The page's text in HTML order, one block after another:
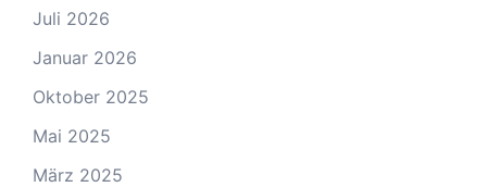
Juli 2026
Januar 2026
Oktober 2025
Mai 2025
März 2025